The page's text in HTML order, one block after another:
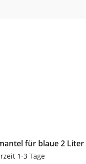
bequem online bei
für blaue 2
1-3 Tage